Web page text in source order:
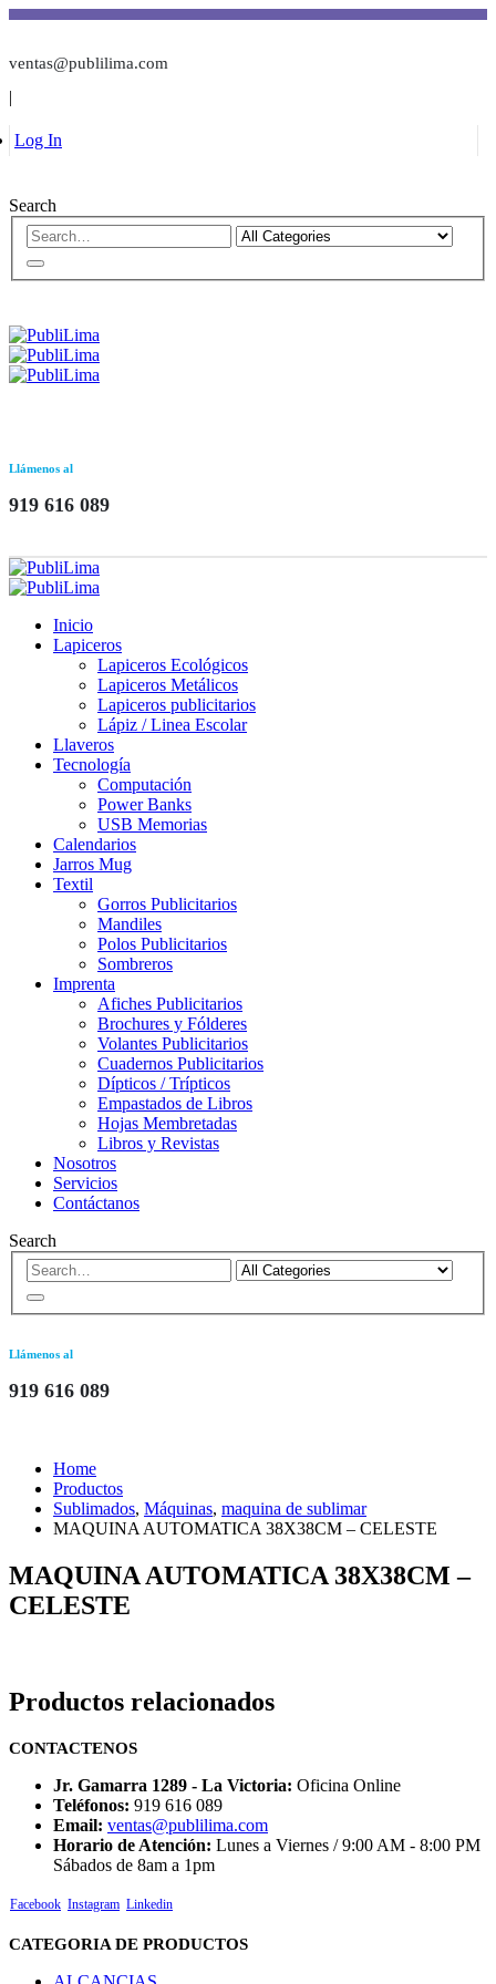
ventas@publilima.com
|
Log In
Search
Llámenos al
919 616 089
Inicio
Lapiceros
Lapiceros Ecológicos
Lapiceros Metálicos
Lapiceros publicitarios
Lápiz / Linea Escolar
Llaveros
Tecnología
Computación
Power Banks
USB Memorias
Calendarios
Jarros Mug
Textil
Gorros Publicitarios
Mandiles
Polos Publicitarios
Sombreros
Imprenta
Afiches Publicitarios
Brochures y Fólderes
Volantes Publicitarios
Cuadernos Publicitarios
Dípticos / Trípticos
Empastados de Libros
Hojas Membretadas
Libros y Revistas
Nosotros
Servicios
Contáctanos
Search
Llámenos al
919 616 089
Home
Productos
Sublimados, Máquinas, maquina de sublimar
MAQUINA AUTOMATICA 38X38CM – CELESTE
MAQUINA AUTOMATICA 38X38CM –
CELESTE
Productos relacionados
CONTACTENOS
Jr. Gamarra 1289 - La Victoria: Oficina Online
Teléfonos: 919 616 089
Email: ventas@publilima.com
Horario de Atención: Lunes a Viernes / 9:00 AM - 8:00 PM
Sábados de 8am a 1pm
Facebook Instagram Linkedin
CATEGORIA DE PRODUCTOS